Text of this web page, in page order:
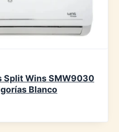
Split Wins SMW9030
Blanco